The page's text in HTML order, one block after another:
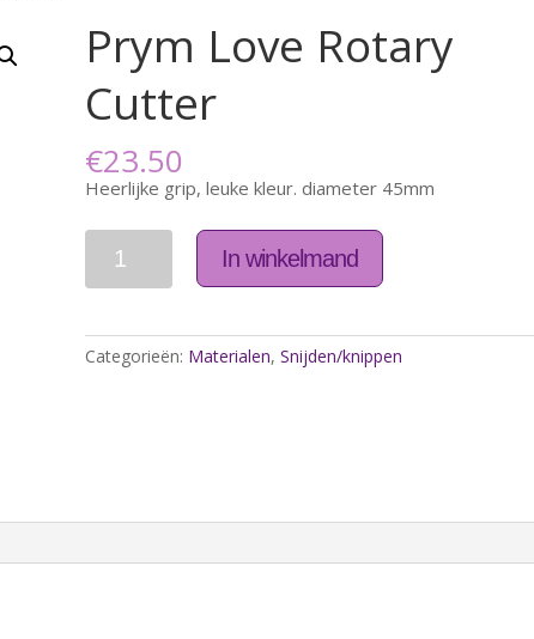
Prym Love Rotary
Cutter
€23.50
Heerlijke grip, leuke kleur. diameter 45mm
Aantal
In winkelmand
Categorieën: Materialen,Snijden/knippen